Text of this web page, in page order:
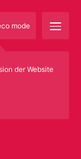
mode
der Website